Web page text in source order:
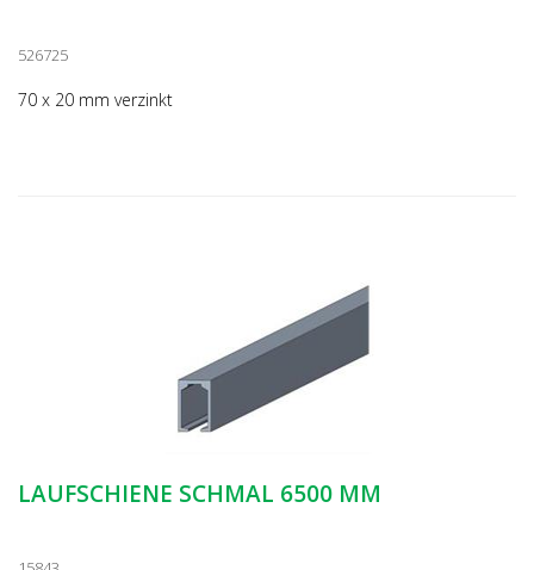
526725
70 x 20 mm verzinkt
LAUFSCHIENE SCHMAL 6500 MM